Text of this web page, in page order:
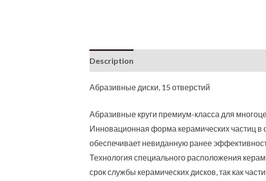
Description
Абразивные диски, 15 отверстий
Абразивные круги премиум-класса для
Инновационная форма керамических частиц
обеспечивает невиданную ранее
Технология специального расположения
срок службы керамических дисков, так как